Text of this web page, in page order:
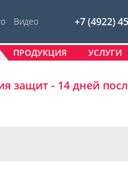
Видео +7 (4922)
ПРОДУКЦИЯ УСЛУГИ
защит - 14 дней